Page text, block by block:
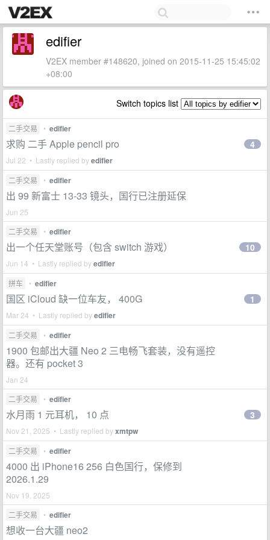
edifier
V2EX member #148620, joined on 2015-11-25 15:45:02
+08:00
Switch topics list
二手交易 • edifier
求购 二手 Apple pencil pro
Jul 22 • Lastly replied byedifier
4
二手交易 • edifier
出 99 新富士 13-33 镜头，国行已注册延保
Jun 25
二手交易
• edifier
出一个任天堂账号（包含 switch 游戏）
Jun 14 • Lastly replied byedifier
10
拼车 • edifier
国区 iCloud 缺一位车友， 400G
Mar 24 • Lastly replied byedifier
1
二手交易 • edifier
1900 包邮出大疆 Neo 2 三电畅飞套装，没有遥控
器。还有 pocket 3
Jan 24
二手交易
• edifier
水月雨 1 元耳机， 10 点
Nov 21, 2025 • Lastly replied byxmtpw
3
二手交易 • edifier
4000 出 iPhone16 256 白色国行，保修到
2026.1.29
Nov 19, 2025
二手交易
• edifier
想收一台大疆 neo2